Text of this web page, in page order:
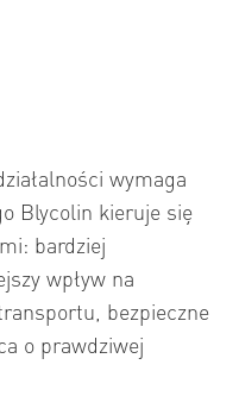
wymaga
Blycolin kieruje się
bardziej
wpływ na
bezpieczne
o prawdziwej